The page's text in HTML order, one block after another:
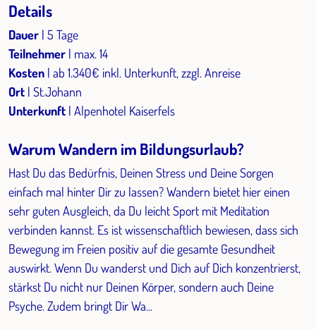
Details
Dauer | 5 Tage
Teilnehmer | max. 14
Kosten | ab 1.340€ inkl. Unterkunft, zzgl. Anreise
Ort | St.Johann
Unterkunft | Alpenhotel Kaiserfels
Warum Wandern im Bildungsurlaub?
Hast Du das Bedürfnis, Deinen Stress und Deine Sorgen
einfach mal hinter Dir zu lassen? Wandern bietet hier einen
sehr guten Ausgleich, da Du leicht Sport mit Meditation
verbinden kannst. Es ist wissenschaftlich bewiesen, dass sich
Bewegung im Freien positiv auf die gesamte Gesundheit
auswirkt. Wenn Du wanderst und Dich auf Dich konzentrierst,
stärkst Du nicht nur Deinen Körper, sondern auch Deine
Psyche. Zudem bringt Dir Wa...